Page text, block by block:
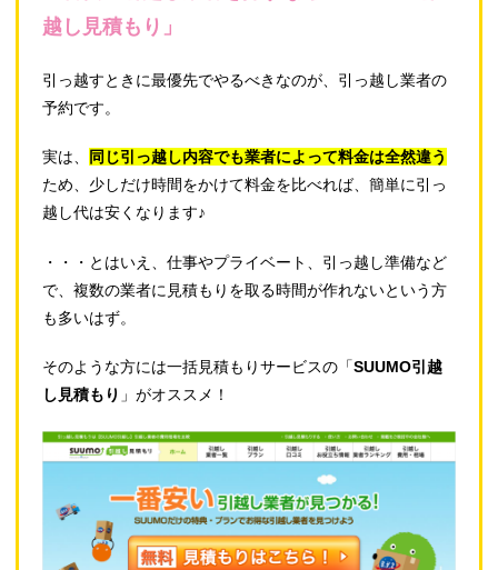
越し見積もり」
引っ越すときに最優先でやるべきなのが、引っ越し業者の
予約です。
実は、
同じ引っ越し内容でも業者によって料金は全然違う
ため、少しだけ時間をかけて料金を比べれば、簡単に引っ
越し代は安くなります♪
・・・とはいえ、仕事やプライベート、引っ越し準備など
で、複数の業者に見積もりを取る時間が作れないという方
も多いはず。
そのような方には一括見積もりサービスの「SUUMO引越
し見積もり 」がオススメ！